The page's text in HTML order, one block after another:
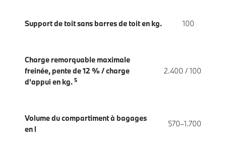
Support de toit sans barres de toit en kg. 100
Charge remorquable maximale
freinée, pente de 12 % / charge
d'appui en kg. 5
2.400 / 100
Volume du compartiment à bagages
en l
570–1.700